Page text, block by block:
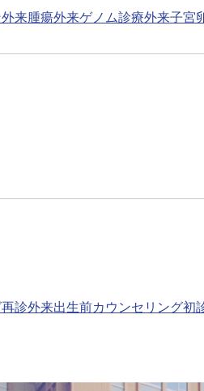
来腫瘍外来ゲノム診療外来子宮
診外来出生前カウンセリング初